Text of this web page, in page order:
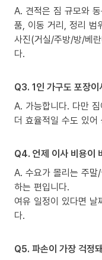
A. 견적은 짐 규모와
품, 이동 거리, 정리 범
사진(거실/주방/방/베
다.
Q3. 1인 가구도 포장
A. 가능합니다. 다만
더 효율적일 수도 있
Q4. 언제 이사 비용이
A. 수요가 몰리는 주말
하는 편입니다.
여유 일정이 있다면
다.
Q5. 파손이 가장 걱정